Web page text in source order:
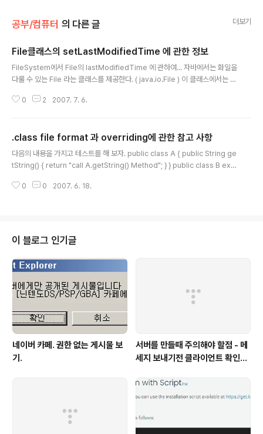
공부/컴퓨터 의 다른 글 더보기
File클래스의 setLastModifiedTime 에 관한 정보
FileSystem에서 File의 lastModifiedTime 에 관하여... 자바에서는 화일을
다룰 수 있는 File 라는 클래스를 제공한다. ( java.io.File ) 이 클래스에서는 화
해 볼 것은 lastModified Time 에 관한 내용이다. 자바의 File 에서는 해당
를 호출하게 되며, Windows에서는 일반적으로 Win32FileSystem.setLa
stModified를 호출하게 된다. 이 놈은 결국은 native 코드를 사용호출..
0 2 2007. 7. 6.
.class file format 과 overriding에 관한 참고 사항
다음의 내용을 가지고 테스트를 해 보자. public class A { public String ge
tString() { return "call A.getString() Method"; } } public class B ext
od"; } } public class C { public static void main(String... strs) { B b =
0 0 2007. 6. 18.
이 블로그 인기글
네이버 카페. 권한 없는 게시물 보
기.
서버를 만들때 주의해야 할점 - 메
세지 보내기전 클라이언트 확인하